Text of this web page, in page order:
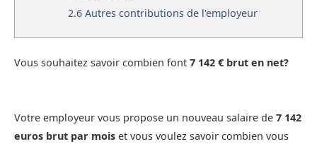
2.6 Autres contributions de l'employeur
Vous souhaitez savoir combien font 7 142 € brut en net?
Votre employeur vous propose un nouveau salaire de 7 142
euros brut par mois et vous voulez savoir combien vous